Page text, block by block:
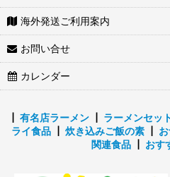
海外発送ご利用案内
お問い合せ
カレンダー
有名店ラーメン┃ ラーメンセッ
ライ食品
炊き込みご飯の素
関連食品┃ おす